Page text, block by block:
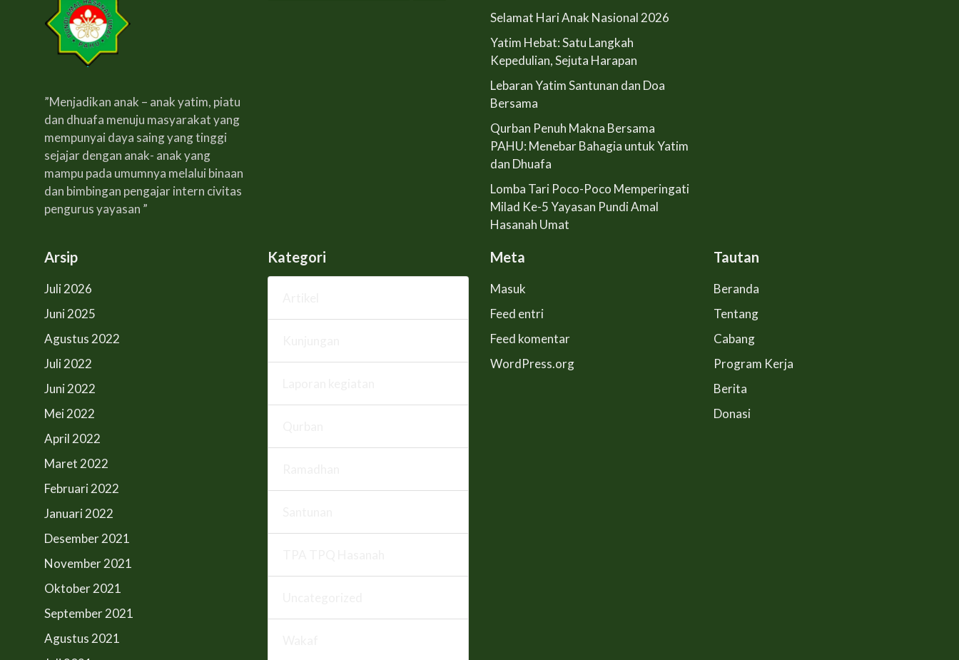
”Menjadikan anak – anak yatim, piatu
dan dhuafa menuju masyarakat yang
mempunyai daya saing yang tinggi
sejajar dengan anak- anak yang
mampu pada umumnya melalui binaan
dan bimbingan pengajar intern civitas
pengurus yayasan ”
untuk:
Selamat Hari Anak Nasional 2026
Yatim Hebat: Satu Langkah
Kepedulian, Sejuta Harapan
Lebaran Yatim Santunan dan Doa
Bersama
Qurban Penuh Makna Bersama
PAHU: Menebar Bahagia untuk Yatim
dan Dhuafa
Lomba Tari Poco-Poco Memperingati
Milad Ke-5 Yayasan Pundi Amal
Hasanah Umat
Arsip
Juli 2026
Juni 2025
Agustus 2022
Juli 2022
Juni 2022
Mei 2022
April 2022
Maret 2022
Februari 2022
Januari 2022
Desember 2021
November 2021
Oktober 2021
September 2021
Agustus 2021
Kategori Meta
Masuk
Feed entri
Feed komentar
WordPress.org
Tautan
Beranda
Tentang
Cabang
Program Kerja
Berita
Donasi